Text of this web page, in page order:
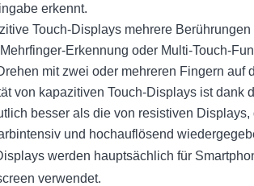
erkennt.
Touch-Displays mehrere
Erkennung oder Multi-Touch-
mit zwei oder mehreren Fingern auf
von kapazitiven Touch-Displays ist dank
besser als die von resistiven Displays,
und hochauflösend
werden hauptsächlich für
verwendet.